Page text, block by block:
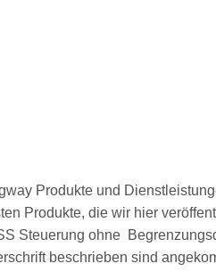
Produkte und
Produkte, die wir hier
Steuerung ohne
beschrieben sind